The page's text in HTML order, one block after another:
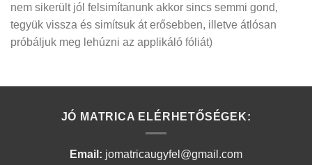
nem sikerült jól felsimítanunk akkor sincs semmi gond,
tegyük vissza és simítsuk át erősebben, illetve átlósan
próbáljuk meg lehúzni az applikáló fóliát)
JÓ MATRICA ELÉRHETŐSÉGEK:
Email: jomatricaugyfel@gmail.com